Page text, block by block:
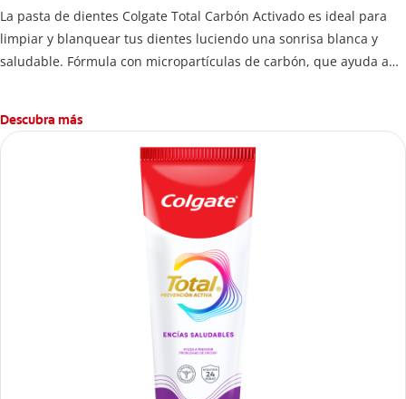
La pasta de dientes Colgate Total Carbón Activado es ideal para
limpiar y blanquear tus dientes luciendo una sonrisa blanca y
saludable. Fórmula con micropartículas de carbón, que ayuda a
usa para ayudar a remover manchas superficiales? También
encontrarás cómo incluirla en tu rutina, en casa o de viaje, con
tips de cepillado para una sonrisa sana.
Descubra más